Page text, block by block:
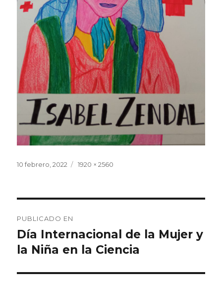
Publicado
10 febrero, 2022
Tamaño
1920 × 2560
de
entradas
PUBLICADO EN
Día Internacional de la Mujer y
la Niña en la Ciencia